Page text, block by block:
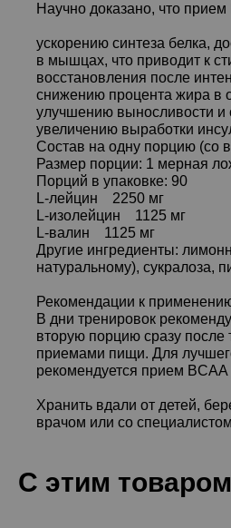
Научно доказано, что прием
ускорению синтеза белка,
в мышцах, что приводит к
восстановления после
снижению процента жира в
улучшению выносливости и
увеличению выработки
Состав на одну порцию (со
Размер порции: 1 мерная
Порций в упаковке: 90
L-лейцин 2250 мг
L-изолейцин 1125 мг
L-валин 1125 мг
Другие ингредиенты:
натуральному), сукралоза,
Рекомендации к
В дни тренировок
вторую порцию сразу
приемами пищи. Для
рекомендуется прием
Хранить вдали от детей,
врачом или со
С этим